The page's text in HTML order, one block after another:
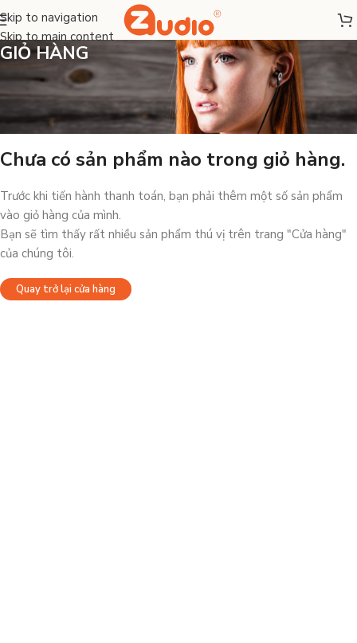
Skip to navigation
Skip to main content
GIỎ HÀNG
Chưa có sản phẩm nào trong giỏ hàng.
Trước khi tiến hành thanh toán, bạn phải thêm một số sản phẩm
vào giỏ hàng của mình.
Bạn sẽ tìm thấy rất nhiều sản phẩm thú vị trên trang "Cửa hàng"
của chúng tôi.
Quay trở lại cửa hàng